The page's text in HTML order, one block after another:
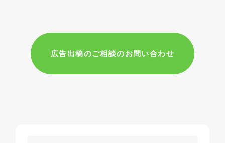
広告出稿のご相談のお問い合わせ